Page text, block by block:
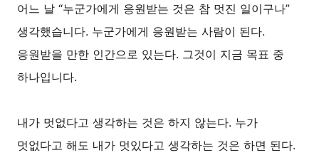
어느 날 “누군가에게 응원받는 것은 참 멋진 일이구나”
생각했습니다. 누군가에게 응원받는 사람이 된다.
응원받을 만한 인간으로 있는다. 그것이 지금 목표 중
하나입니다.
내가 멋없다고 생각하는 것은 하지 않는다. 누가
멋없다고 해도 내가 멋있다고 생각하는 것은 하면 된다.